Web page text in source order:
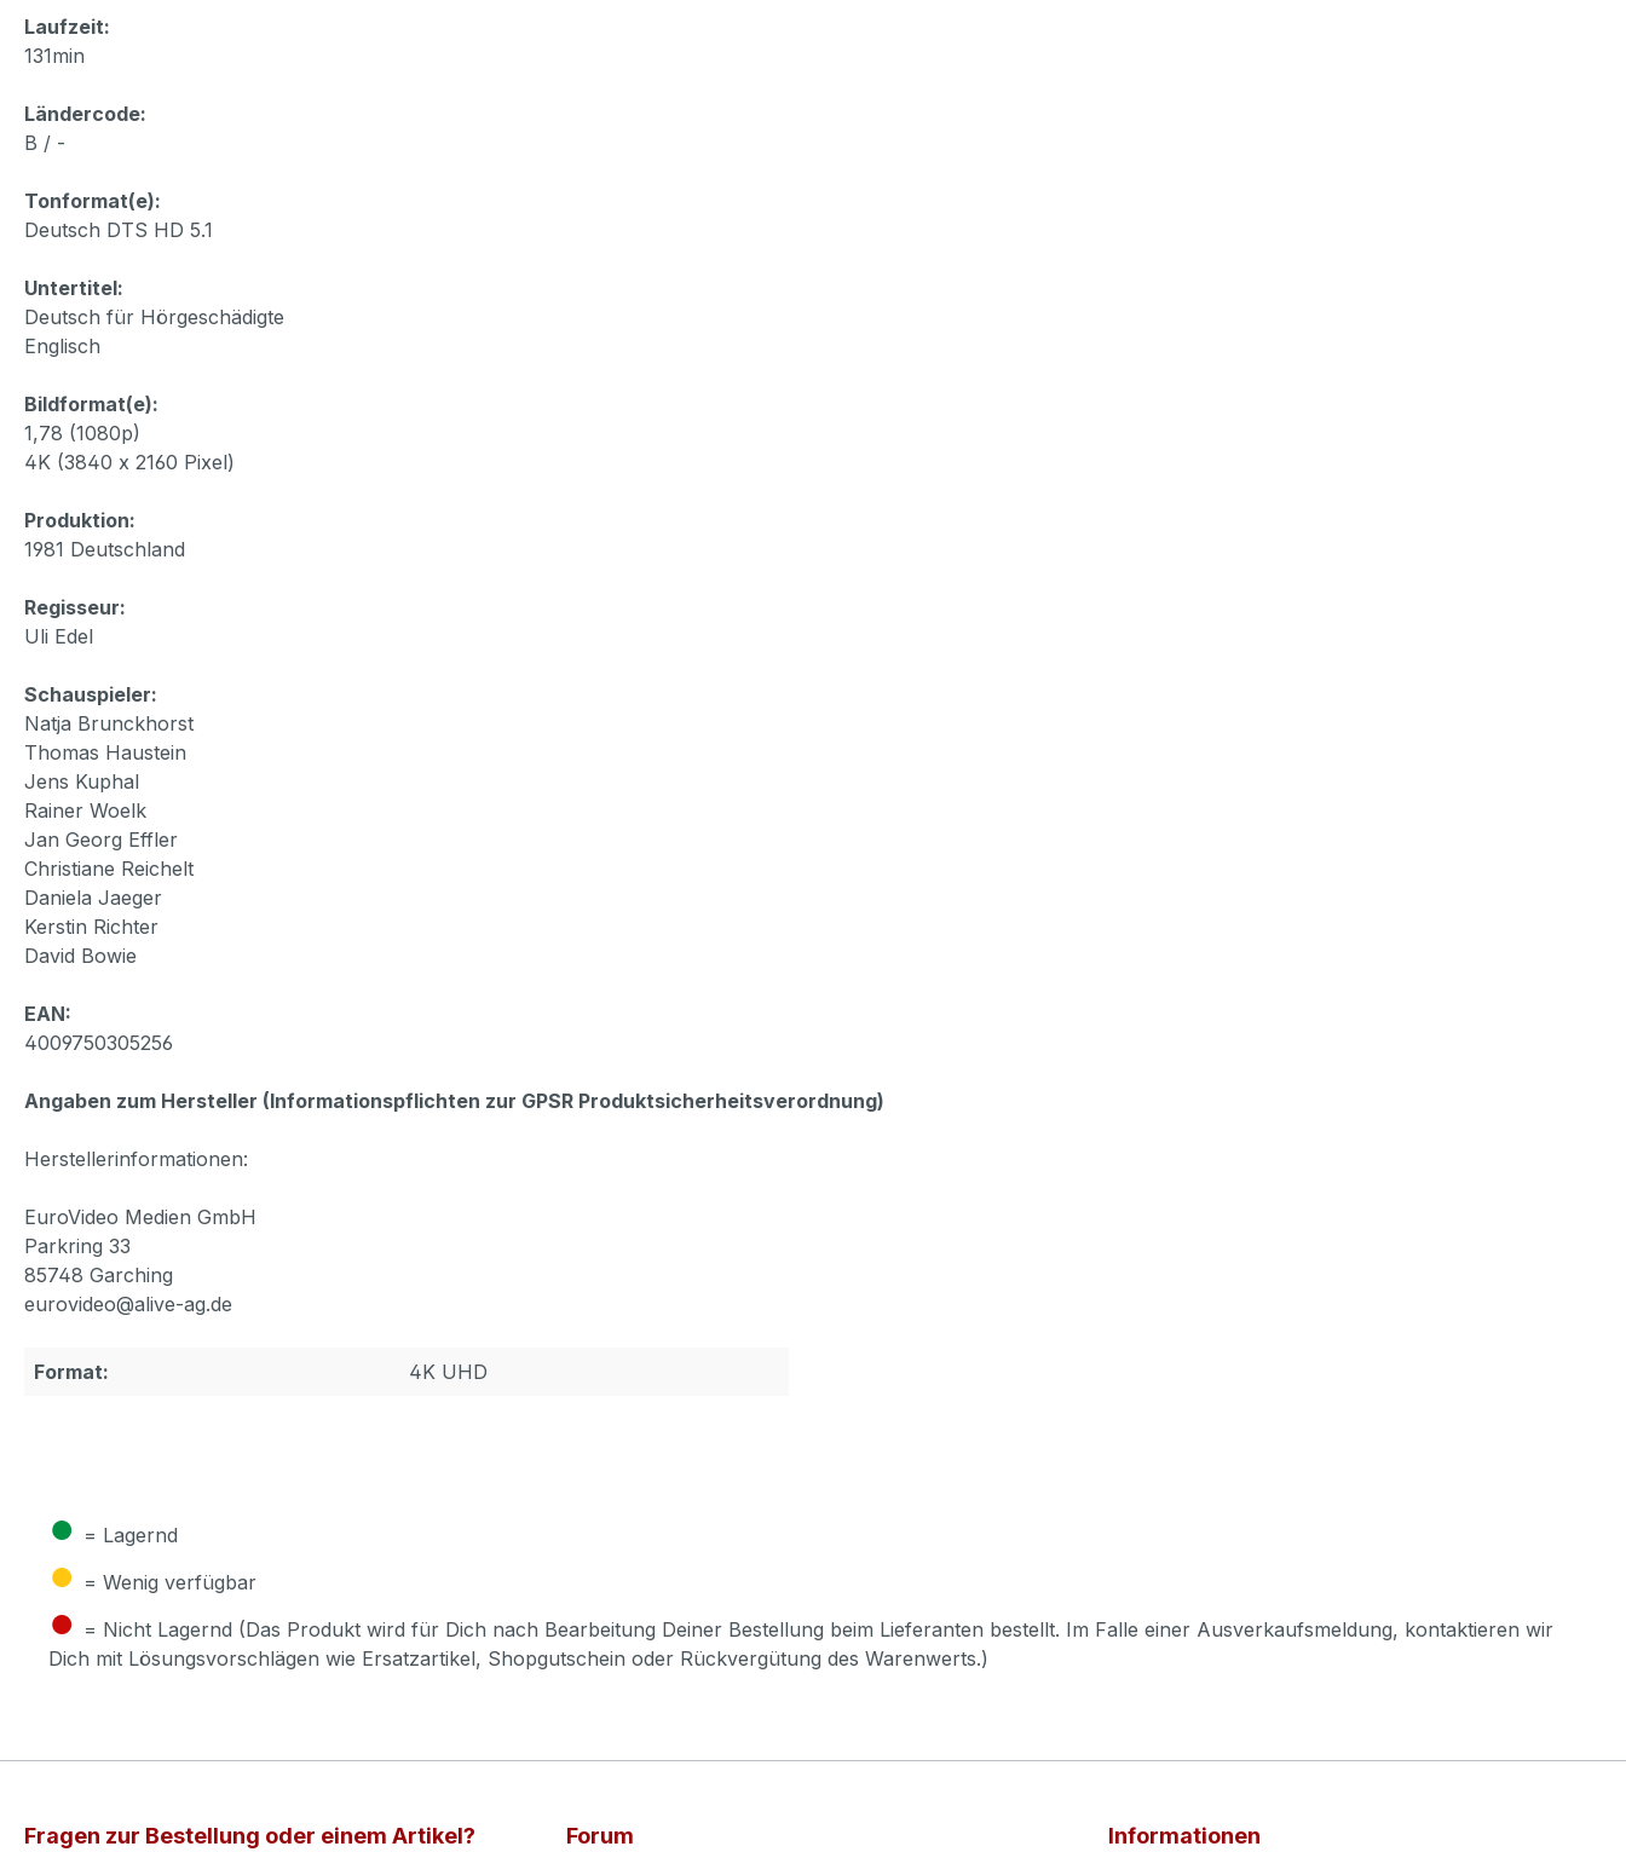
Laufzeit:
131min
Ländercode:
B / -
Tonformat(e):
Deutsch DTS HD 5.1
Untertitel:
Deutsch für Hörgeschädigte
Englisch
Bildformat(e):
1,78 (1080p)
4K (3840 x 2160 Pixel)
Produktion:
1981 Deutschland
Regisseur:
Uli Edel
Schauspieler:
Natja Brunckhorst
Thomas Haustein
Jens Kuphal
Rainer Woelk
Jan Georg Effler
Christiane Reichelt
Daniela Jaeger
Kerstin Richter
David Bowie
EAN:
4009750305256
Angaben zum Hersteller (Informationspflichten zur GPSR Produktsicherheitsverordnung)
Herstellerinformationen:
EuroVideo Medien GmbH
Parkring 33
85748 Garching
eurovideo@alive-ag.de
Format: 4K UHD
● = Lagernd
● = Wenig verfügbar
● = Nicht Lagernd (Das Produkt wird für Dich nach Bearbeitung Deiner Bestellung beim Lieferanten bestellt. Im Falle einer Ausverkaufsmeldung, kontaktieren wir
Dich mit Lösungsvorschlägen wie Ersatzartikel, Shopgutschein oder Rückvergütung des Warenwerts.)
Fragen zur Bestellung oder einem Artikel? Forum Informationen